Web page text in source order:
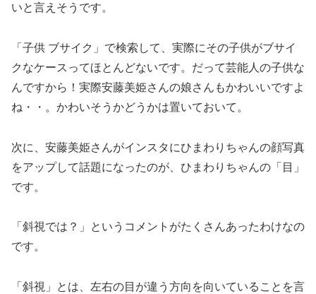
いと言えそうです。
「子供 ブサイク」で検索して、実際にその子供がブサイ
クなケースってほとんどないです。だって芸能人の子供な
んですから！実際安藤美姫さんの娘さんもかわいいですよ
ね・・。かわいそうかどうかは置いておいて。
次に、安藤美姫さんがインスタにひまわりちゃんの顔写真
をアップして話題になったのが、ひまわりちゃんの「目」
です。
「斜視では？」
というコメントがたくさんあったわけなの
です。
「斜視」とは、左右の目が違う方向を向いていることを言